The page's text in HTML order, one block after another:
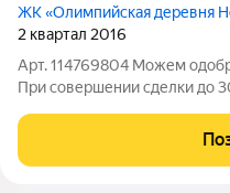
ЖК «Олимпийская деревня
2 квартал 2016
Арт. 114769804 Можем
При совершении сделки до
двоих (проживание,
предлагается уютная